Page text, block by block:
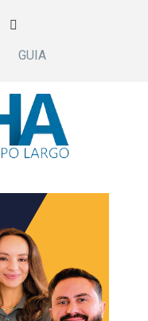
GUIA